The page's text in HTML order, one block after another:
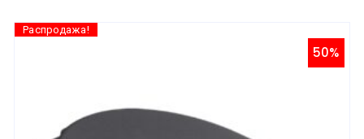
Распродажа!
50%